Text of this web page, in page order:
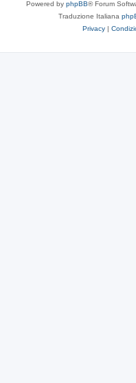
Powered by phpBB® Forum
Traduzione Italiana
Privacy |